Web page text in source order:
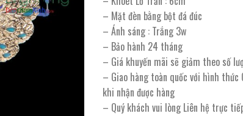
163.000 ₫.
– Mặt đèn bằng bột đá đúc
– Ánh sáng : Trắng 3w
– Bảo hành 24 tháng
– Giá khuyến mãi sẽ giảm theo số
– Giao hàng toàn quốc với hình thức
khi nhận được hàng
– Quý khách vui lòng Liên hệ trực